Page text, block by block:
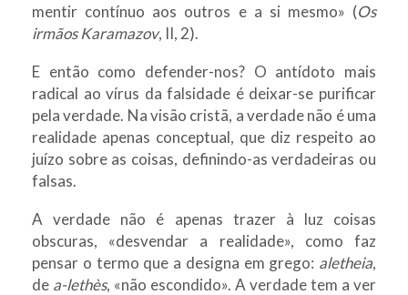
mentir contínuo aos outros e a si mesmo» (Os
irmãos Karamazov, II, 2).
E então como defender-nos? O antídoto mais
radical ao vírus da falsidade é deixar-se purificar
pela verdade. Na visão cristã, a verdade não é uma
realidade apenas conceptual, que diz respeito ao
juízo sobre as coisas, definindo-as verdadeiras ou
falsas.
Averdade não é apenas trazer à luz coisas
obscuras, «desvendar a realidade», como faz
pensar o termo que a designa em grego: aletheia,
de a-lethès, «não escondido». A verdade tem a ver